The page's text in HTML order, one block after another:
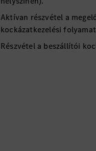
Aktívan részvétel a
kockázatkezelési
Részvétel a beszállítói